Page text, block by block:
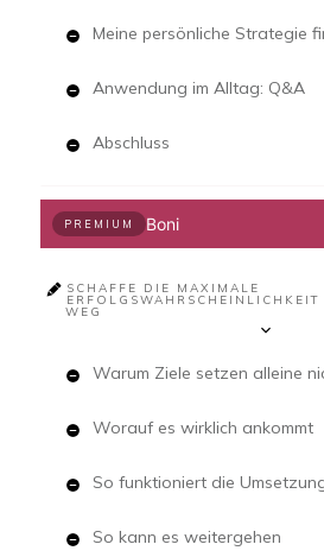
Meine persönliche Strategie
Anwendung im Alltag: Q&A
Abschluss
PREMIUM Boni
SCHAFFE DIE MAXIMALE
WEG
Warum Ziele setzen alleine
Worauf es wirklich ankommt
So funktioniert die
So kann es weitergehen